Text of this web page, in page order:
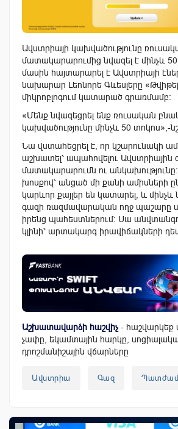
Ավստրիայի կախվածությունը
մատակարարումից նվազել է մինչև
մասին հայտարարել է Ավստրիայի
նախարար Լեոնորե Գևեսլերը
միկրոբլոգում կատարած գրառմամբ:
«Մենք նվազեցրել ենք ռուսական
կախվածությունը մինչև 50 տոկոս»,-
Նա վստահեցրել է, որ կշարունակի
աշխատել՝ ապահովելու Ավստրիային
մատակարարումն ու
խոսքով՝ անցած մի քանի ամիսների
կարևոր քայլեր են կատարել, և մինչև
գազի ռազմավարական ողջ պաշարը
իրենց պահեստներում։ Սա
կլինի՝ արտակարգ իրավիճակների
Աշխատավարձի հաշվիչ -
չափը, եկամտային հարկը,
դրոշմանիշային վճարները
Ավստրիա Գազ